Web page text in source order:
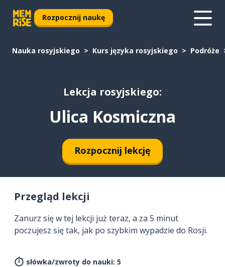
Rozpocznij naukę
Nauka rosyjskiego Kurs języka rosyjskiego Podróże
Lekcja rosyjskiego:
Ulica Kosmiczna
Rozpocznij lekcję
Przegląd lekcji
Zanurz się w tej lekcji już teraz, a za 5 minut
poczujesz się tak, jak po szybkim wypadzie do Rosji.
słówka/zwroty do nauki: 5